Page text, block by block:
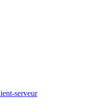
serveur